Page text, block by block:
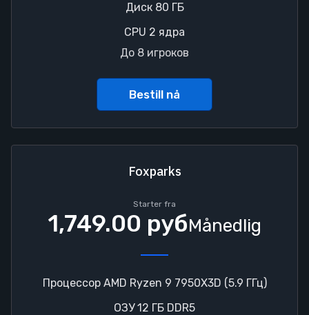
Диск 80 ГБ
CPU 2 ядра
До 8 игроков
Bestill nå
Foxparks
Starter fra
1,749.00 рубMånedlig
Процессор AMD Ryzen 9 7950X3D (5.9 ГГц)
ОЗУ 12 ГБ DDR5